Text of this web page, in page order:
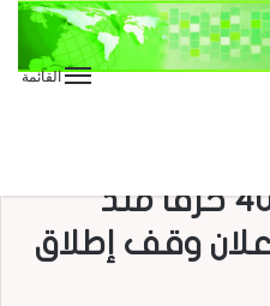
القائمة
يرتكبون أكثر من 40 خرقاً منذ
وقف إطلاق